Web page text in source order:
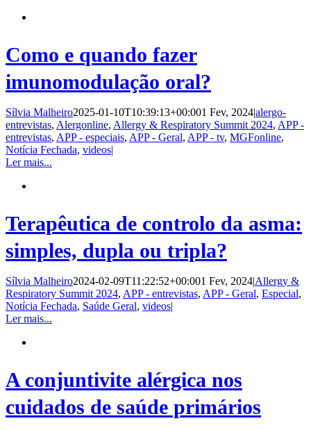
Como e quando fazer
imunomodulação oral?
Sílvia Malheiro2025-01-10T10:39:13+00:001 Fev, 2024|alergo-
entrevistas, Alergonline, Allergy & Respiratory Summit 2024, APP -
entrevistas, APP - especiais, APP - Geral, APP - tv, MGFonline,
Notícia Fechada, videos|
Ler mais...
Terapêutica de controlo da asma:
simples, dupla ou tripla?
Sílvia Malheiro2024-02-09T11:22:52+00:001 Fev, 2024|Allergy &
Respiratory Summit 2024, APP - entrevistas, APP - Geral, Especial,
Notícia Fechada, Saúde Geral, videos|
Ler mais...
A conjuntivite alérgica nos
cuidados de saúde primários